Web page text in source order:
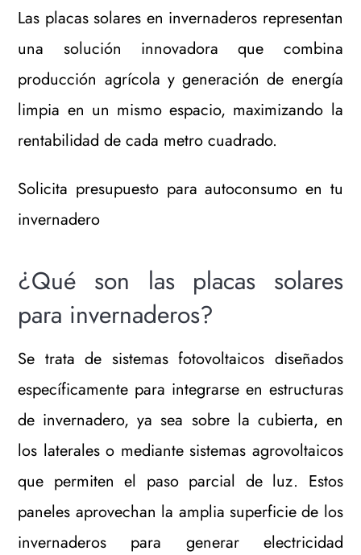
Las placas solares en invernaderos representan
una solución innovadora que combina
producción agrícola y generación de energía
limpia en un mismo espacio, maximizando la
rentabilidad de cada metro cuadrado.
Solicita presupuesto para autoconsumo en tu
invernadero
¿Qué son las placas solares
para invernaderos?
Se trata de sistemas fotovoltaicos diseñados
específicamente para integrarse en estructuras
de invernadero, ya sea sobre la cubierta, en
los laterales o mediante sistemas agrovoltaicos
que permiten el paso parcial de luz. Estos
paneles aprovechan la amplia superficie de los
invernaderos para generar electricidad